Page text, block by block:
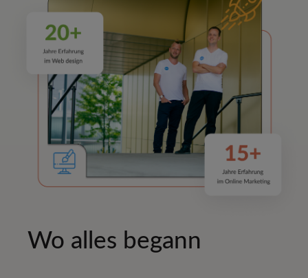
Wo alles begann